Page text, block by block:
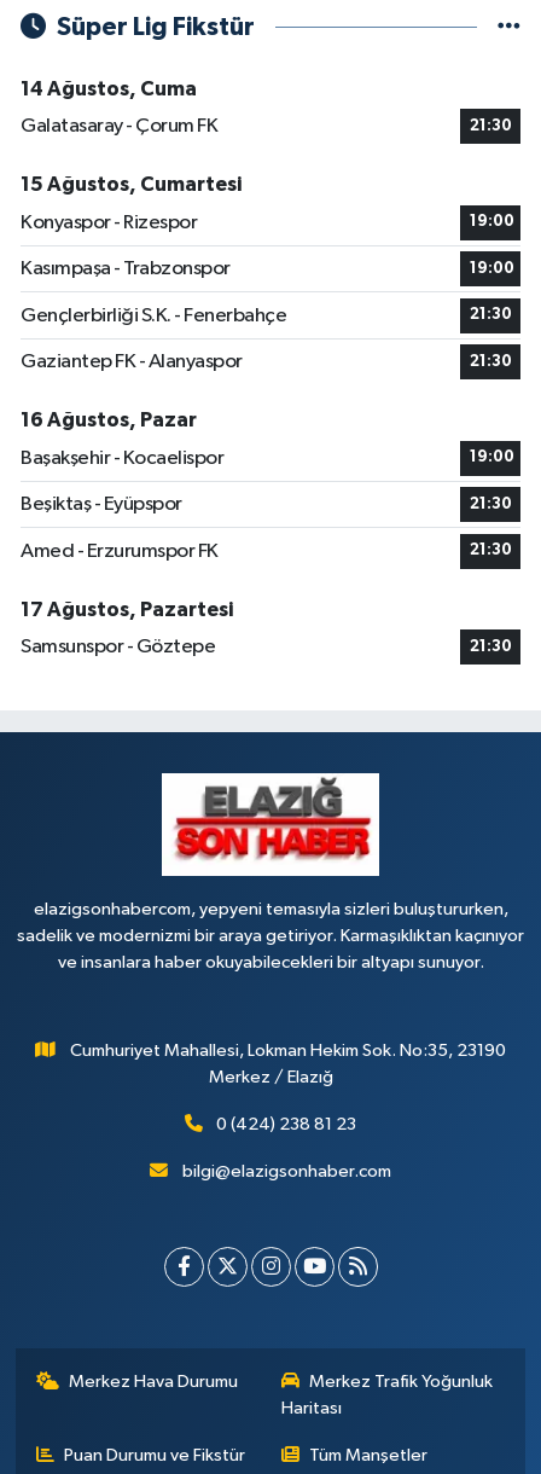
Süper Lig Fikstür
14 Ağustos, Cuma
Galatasaray - Çorum FK
21:30
15 Ağustos, Cumartesi
Konyaspor - Rizespor
19:00
Kasımpaşa - Trabzonspor 19:00
Gençlerbirliği S.K. - Fenerbahçe 21:30
Gaziantep FK - Alanyaspor 21:30
16 Ağustos, Pazar
Başakşehir - Kocaelispor
19:00
Beşiktaş - Eyüpspor 21:30
Amed - Erzurumspor FK 21:30
17 Ağustos, Pazartesi
Samsunspor - Göztepe
21:30
elazigsonhabercom, yepyeni temasıyla sizleri buluştururken,
sadelik ve modernizmi bir araya getiriyor. Karmaşıklıktan kaçınıyor
ve insanlara haber okuyabilecekleri bir altyapı sunuyor.
Cumhuriyet Mahallesi, Lokman Hekim Sok. No:35, 23190
Merkez / Elazığ
0 (424) 238 81 23
bilgi@elazigsonhaber.com
Merkez Hava Durumu
Merkez Trafik Yoğunluk
Haritası
Puan Durumu ve Fikstür Tüm Manşetler